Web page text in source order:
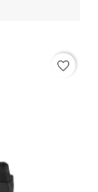
favorite_border